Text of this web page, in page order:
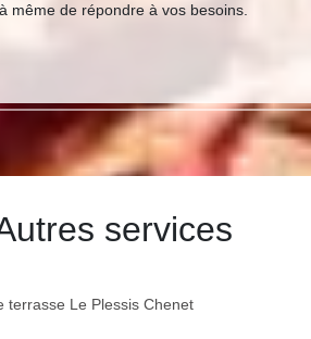
même de répondre à vos besoins.
services
terrasse Le Plessis Chenet